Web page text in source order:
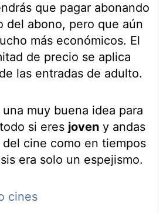
que pagar abonando
del abono, pero que aún
más económicos. El
de precio se aplica
las entradas de adulto.
muy buena idea para
si eres joveny andas
cine como en tiempos
era solo un espejismo.
cines